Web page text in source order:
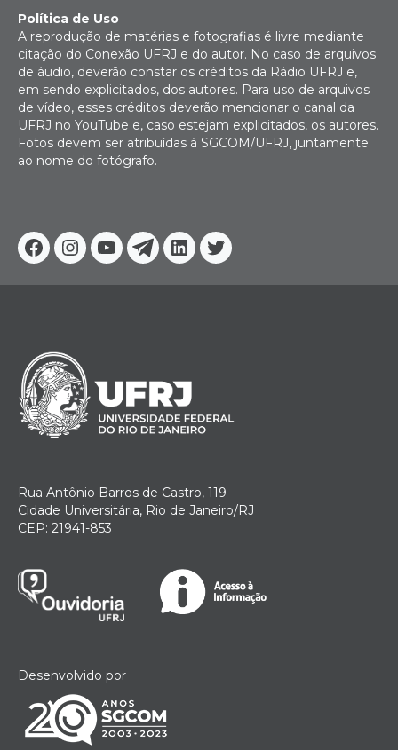
FacebookInstagram
YoutubeTelegram
LinkedinTwitter
Política de Uso
A reprodução de matérias e fotografias é livre mediante
citação do Conexão UFRJ e do autor. No caso de arquivos
de áudio, deverão constar os créditos da Rádio UFRJ e,
em sendo explicitados, dos autores. Para uso de arquivos
de vídeo, esses créditos deverão mencionar o canal da
UFRJ no YouTube e, caso estejam explicitados, os autores.
Fotos devem ser atribuídas à SGCOM/UFRJ, juntamente
ao nome do fotógrafo.
Rua Antônio Barros de Castro, 119
Cidade Universitária, Rio de Janeiro/RJ
CEP: 21941-853
Desenvolvido por